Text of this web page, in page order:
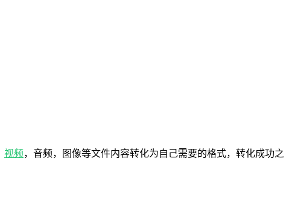
视频，音频，图像等文件内容转化为自己需要的格式，转化成功之